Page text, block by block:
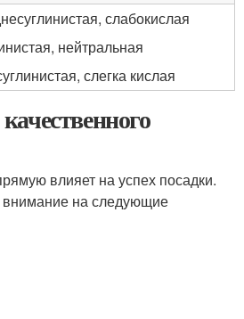
слабокислая
нейтральная
слегка кислая
влияет на успех посадки.
на следующие